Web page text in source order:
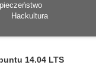
Hackultura
14.04 LTS